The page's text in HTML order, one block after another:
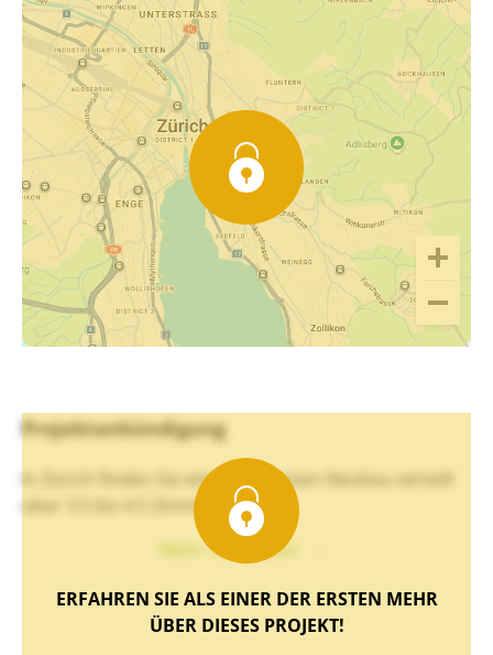
Projektankündigung
In Zürich finden Sie einen exklusiven Neubau verteilt
über 3.5 bis 4.5 Zimmer.
Mehr Text sehen
ERFAHREN SIE ALS EINER DER ERSTEN MEHR
ÜBER DIESES PROJEKT!